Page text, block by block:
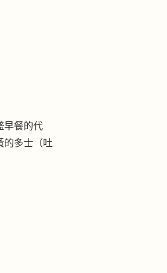
早餐的代
的多士（吐